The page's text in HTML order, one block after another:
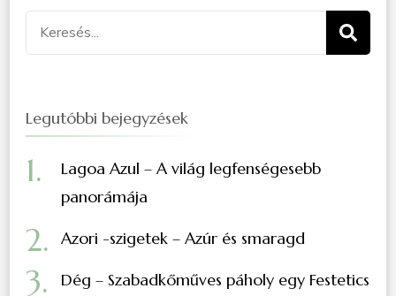
Legutóbbi bejegyzések
Lagoa Azul – A világ legfenségesebb
panorámája
Azori -szigetek – Azúr és smaragd
Dég – Szabadkőműves páholy egy Festetics